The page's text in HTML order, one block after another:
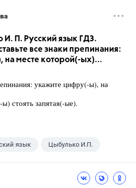
П. Русский язык ГДЗ.
все знаки препинания:
месте которой(-ых)...
укажите цифру(-ы), на
стоять запятая(-ые).
язык Цыбулько И.П.